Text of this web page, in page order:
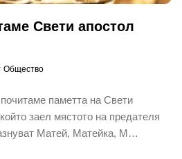
Свети апостол
Общество
паметта на Свети
заел мястото на предателя
Матей, Матейка, М…